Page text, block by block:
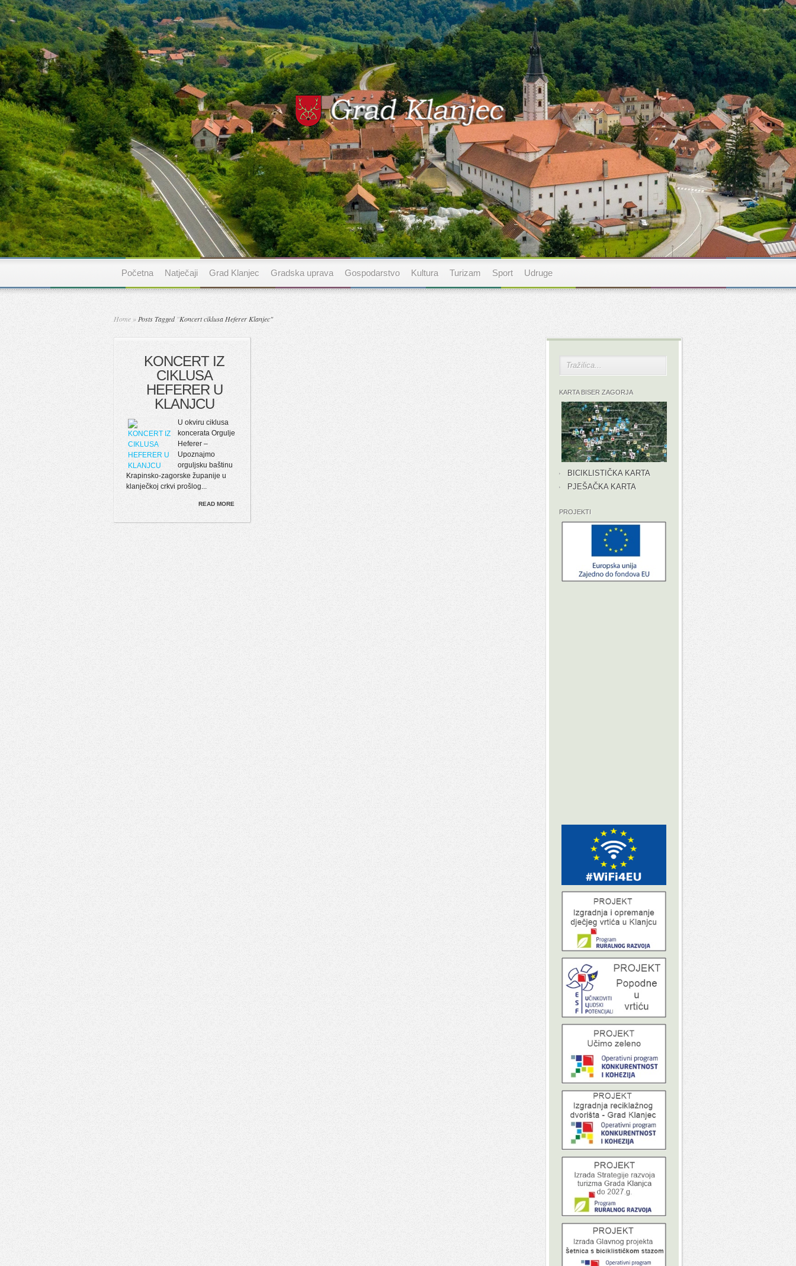
Početna Natječaji Grad Klanjec Gradska uprava Gospodarstvo Kultura Turizam Sport Udruge
Home » Posts Tagged"Koncert ciklusa Heferer Klanjec"
KONCERT IZ
CIKLUSA
HEFERER U
KLANJCU
U okviru ciklusa
koncerata Orgulje
Heferer –
Upoznajmo
orguljsku baštinu
Krapinsko-zagorske županije u
klanječkoj crkvi prošlog...
READ MORE
KARTA BISER ZAGORJA
BICIKLISTIČKA KARTA
PJEŠAČKA KARTA
PROJEKTI